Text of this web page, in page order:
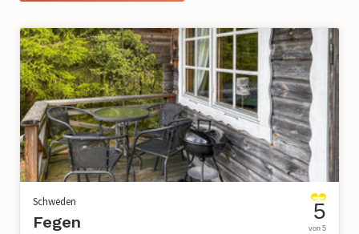
Schweden
Fegen 5
von 5